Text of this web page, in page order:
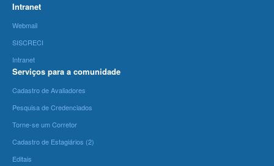
Intranet
Webmail
SISCRECI
Intranet
Serviços para a comunidade
Cadastro de Avaliadores
Pesquisa de Credenciados
Torne-se um Corretor
Cadastro de Estagiários (2)
Editais